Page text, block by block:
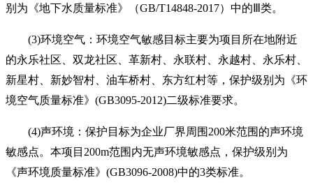
别为《地下水质量标准》（GB/T14848-2017）中的 类。
(3)环境空气：环境空气敏感目标主要为项目所在地附近
的永乐社区、双龙社区、革新村、永联村、永越村、永乐村、
新星村、新妙智村、油车桥村、东方红村等，保护级别为《环
境空气质量标准》 (GB3095-2012)二级标准要求。
(4)声环境：保护目标为企业厂界周围 200米范围的声环境
敏感点。本项目 200m范围内无声环境敏感点， 保护级别为
《声环境质量标准》 (GB3096-2008)中的3类标准。